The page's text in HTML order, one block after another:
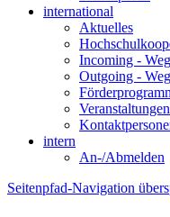
international
Aktuelles
Incoming -
Outgoing -
Veranstaltungen
intern
An-/Abmelden
Seitenpfad-Navigation